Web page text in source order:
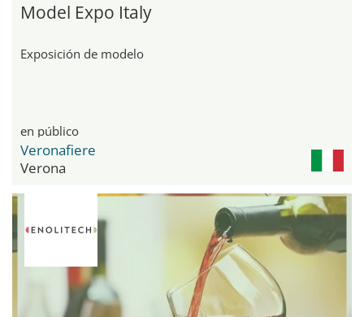
Model Expo Italy
Exposición de modelo
en público
Veronafiere
Verona